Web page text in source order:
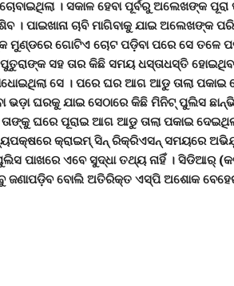
। ସକାଳ ହେବା ପୂର୍ବରୁ ଅଲେଖଙ୍କ
। ପାଇଖାନା ଚାବି ମାଗିବାକୁ ଯାଇ ଅଲେଖଙ୍କ
ଗୋଟିଏ ଚୋଟ ପଡ଼ିବା ପରେ ସେ ତଳେ
ସହ ତାର କିଛି ସମୟ ଧସ୍ତାଧସ୍ତି ହୋଇଥିବା
ସେ । ପରେ ଘର ଆଗ ଆଡୁ ତାଲା ପକାଇ
ଘରକୁ ଯାଇ ସେଠାରେ କିଛି ମିନିଟ୍ ପୁଲିସ
ଘରେ ପୂରାଇ ଆଗ ଆଡୁ ତାଲା ପକାଇ
କ୍ରାଇମ୍ ସିନ୍ ରିକ୍ରିଏସନ୍ ସମୟରେ
ପାଖରେ ଏବେ ସୁଦ୍ଧା ତଥ୍ୟ ନାହିଁ । ସିଡିଆର୍
ଜଣାପଡ଼ିବ ବୋଲି ଅତିରିକ୍ତ ଏସ୍ପି ଅଶୋକ